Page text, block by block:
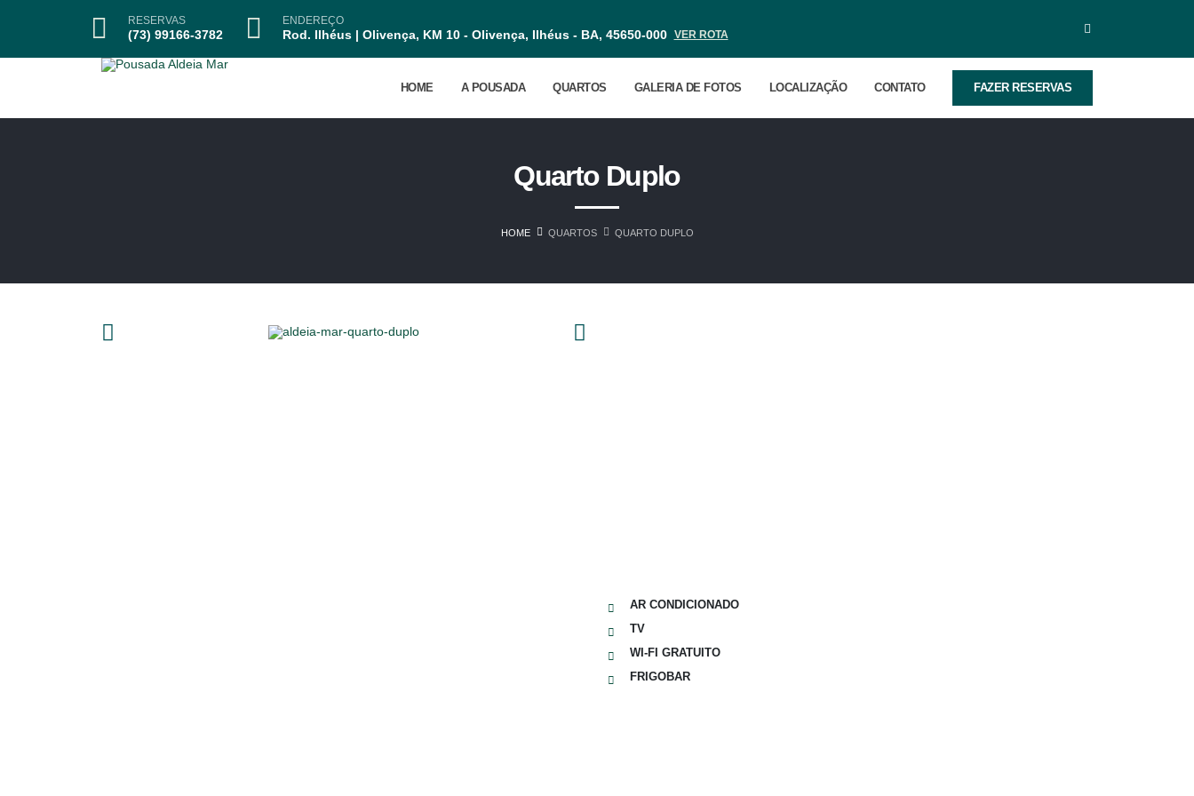
RESERVAS
(73) 99166-3782
ENDEREÇO
Rod. Ilhéus | Olivença, KM 10 - Olivença, Ilhéus - BA, 45650-000 VER ROTA
HOME A POUSADA QUARTOS GALERIA DE FOTOS LOCALIZAÇÃO CONTATO FAZER RESERVAS
Quarto Duplo
HOME QUARTOS QUARTO DUPLO
AR CONDICIONADO
TV
WI-FI GRATUITO
FRIGOBAR